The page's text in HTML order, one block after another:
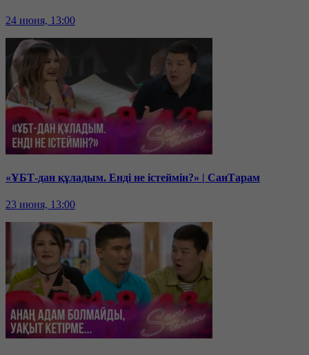
24 июня, 13:00
«ҰБТ-дан құладым. Енді не істеймін?» | СанТарам
23 июня, 13:00